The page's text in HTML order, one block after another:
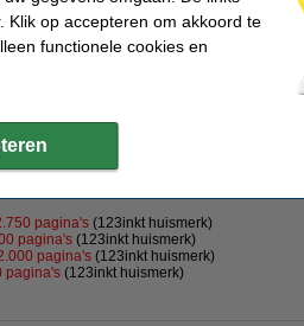
(123inkt huismerk)
pagina's (123inkt huismerk)
pagina's (123inkt huismerk)
pagina's (123inkt huismerk)
pagina's (123inkt huismerk)
Klik op accepteren om akkoord te
functionele cookies en